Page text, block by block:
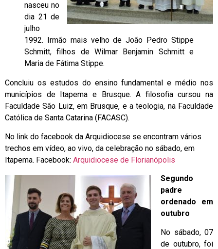
nasceu no
dia 21 de
julho
1992. Irmão mais velho de João Pedro Stippe
Schmitt, filhos de Wilmar Benjamin Schmitt e
Maria de Fátima Stippe.
Concluiu os estudos do ensino fundamental e médio nos
municípios de Itapema e Brusque. A filosofia cursou na
Faculdade São Luiz, em Brusque, e a teologia, na Faculdade
Católica de Santa Catarina (FACASC).
No link do facebook da Arquidiocese se encontram vários
trechos em vídeo, ao vivo, da celebração no sábado, em
Itapema. Facebook: Arquidiocese de Florianópolis
Segundo
padre
ordenado em
outubro
No sábado, 07
de outubro, foi